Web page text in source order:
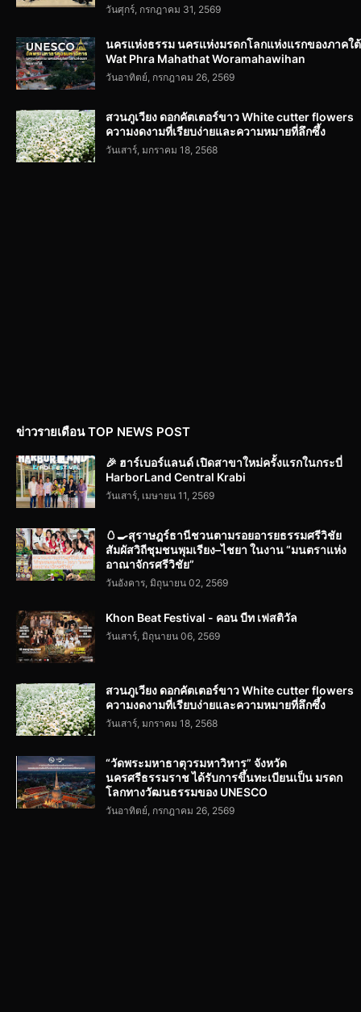
วันศุกร์, กรกฎาคม 31, 2569
นครแห่งธรรม นครแห่งมรดกโลกแห่งแรกของภาคใต้
Wat Phra Mahathat Woramahawihan
วันอาทิตย์, กรกฎาคม 26, 2569
สวนภูเวียง ดอกคัตเตอร์ขาว White cutter flowers
ความงดงามที่เรียบง่ายและความหมายที่ลึกซึ้ง
วันเสาร์, มกราคม 18, 2568
ข่าวรายเดือน TOP NEWS POST
🎉 ฮาร์เบอร์แลนด์ เปิดสาขาใหม่ครั้งแรกในกระบี่
HarborLand Central Krabi
วันเสาร์, เมษายน 11, 2569
🥚🍳สุราษฎร์ธานีชวนตามรอยอารยธรรมศรีวิชัย
สัมผัสวิถีชุมชนพุมเรียง–ไชยา ในงาน “มนตราแห่ง
อาณาจักรศรีวิชัย”
วันอังคาร, มิถุนายน 02, 2569
Khon Beat Festival - คอน บีท เฟสติวัล
วันเสาร์, มิถุนายน 06, 2569
สวนภูเวียง ดอกคัตเตอร์ขาว White cutter flowers
ความงดงามที่เรียบง่ายและความหมายที่ลึกซึ้ง
วันเสาร์, มกราคม 18, 2568
“วัดพระมหาธาตุวรมหาวิหาร” จังหวัด
นครศรีธรรมราช ได้รับการขึ้นทะเบียนเป็น มรดก
โลกทางวัฒนธรรมของ UNESCO
วันอาทิตย์, กรกฎาคม 26, 2569